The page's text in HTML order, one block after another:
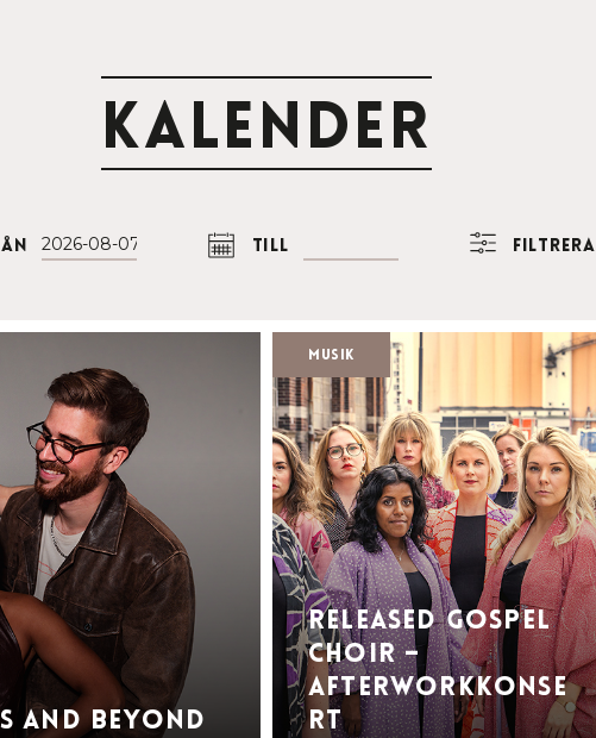
Kalender
Till Filtrera
and Beyond
Musik
Released Gospel
Choir –
Afterworkkonse
rt